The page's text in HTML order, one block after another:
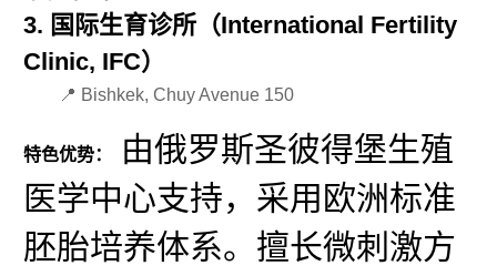
3. 国际生育诊所（International Fertility
Clinic, IFC）
📍 Bishkek, Chuy Avenue 150
特色优势：
由俄罗斯圣彼得堡生殖
医学中心支持，采用欧洲标准
胚胎培养体系。擅长微刺激方